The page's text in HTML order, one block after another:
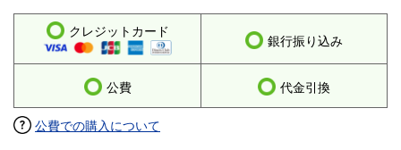
クレジットカード
銀行振り込み
公費 代金引換
公費での購入について